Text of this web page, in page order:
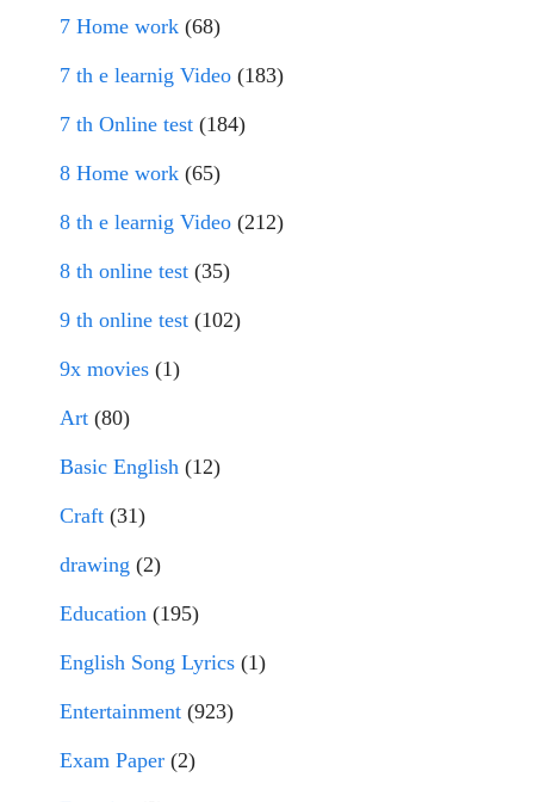
7 Home work (68)
7 th e learnig Video (183)
7 th Online test (184)
8 Home work (65)
8 th e learnig Video (212)
8 th online test (35)
9 th online test (102)
9x movies (1)
Art (80)
Basic English (12)
Craft (31)
drawing (2)
Education (195)
English Song Lyrics (1)
Entertainment (923)
Exam Paper (2)